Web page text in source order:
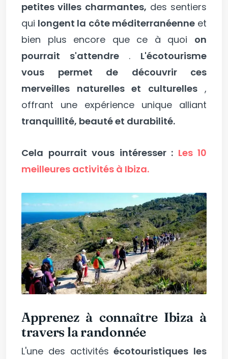
petites villes charmantes, des sentiers
qui longent la côte méditerranéenneet
bien plus encore que ce à quoi on
pourrait s'attendre. L'écotourisme
vous permet de découvrir ces
merveilles naturelles et culturelles,
offrant une expérience unique alliant
tranquillité, beauté et durabilité.
Cela pourrait vous intéresser : Les 10
meilleures activités à Ibiza.
Apprenez à connaître Ibiza à
travers la randonnée
L'une des activitésécotouristiques les